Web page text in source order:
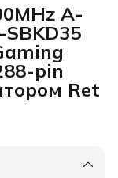
A-
pin
Ret